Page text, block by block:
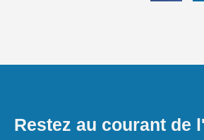
Restez au courant de